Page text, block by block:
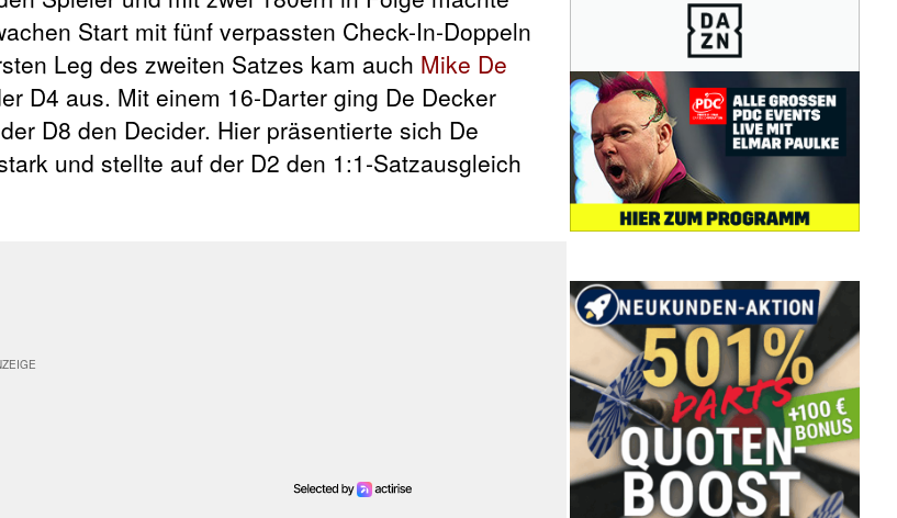
Start mit fünf verpassten Check-In-Doppeln
Leg des zweiten Satzes kam auch Mike De
D4 aus. Mit einem 16-Darter ging De Decker
D8 den Decider. Hier präsentierte sich De
und stellte auf der D2 den 1:1-Satzausgleich